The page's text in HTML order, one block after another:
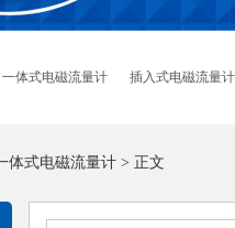
一体式电磁流量计 插入式电磁流量计
体式电磁流量计 > 正文